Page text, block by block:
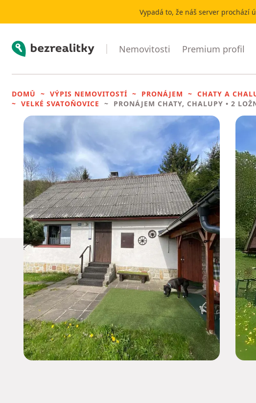
Vypadá to, že náš server prochází
Bezrealitky Nemovitosti Premium profil
DOMŮ VÝPIS NEMOVITOSTÍ PRONÁJEM CHATY A
VELKÉ SVATOŇOVICE
PRONÁJEM CHATY, CHALUPY • 2